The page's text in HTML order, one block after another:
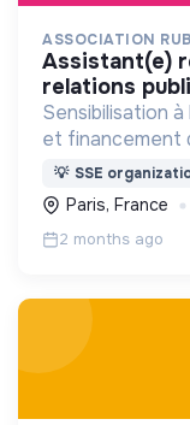
ASSOCIATION
assistant(e) responsable events &
relations
Sensibilisation
et financement
pour
💡 SSE
Paris, France
2 months ago